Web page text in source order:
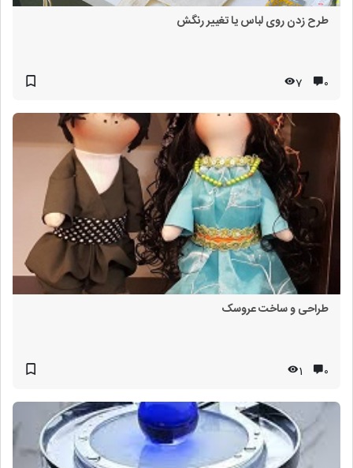
طرح زدن روی لباس یا تغییر رنگش
۰ 7
طراحی و ساخت عروسک
۰ 1